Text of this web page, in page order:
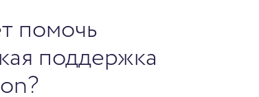
помочь
поддержка